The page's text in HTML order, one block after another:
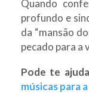
Quando
profundo e
da “mansão
pecado para a
Pode te
músicas para